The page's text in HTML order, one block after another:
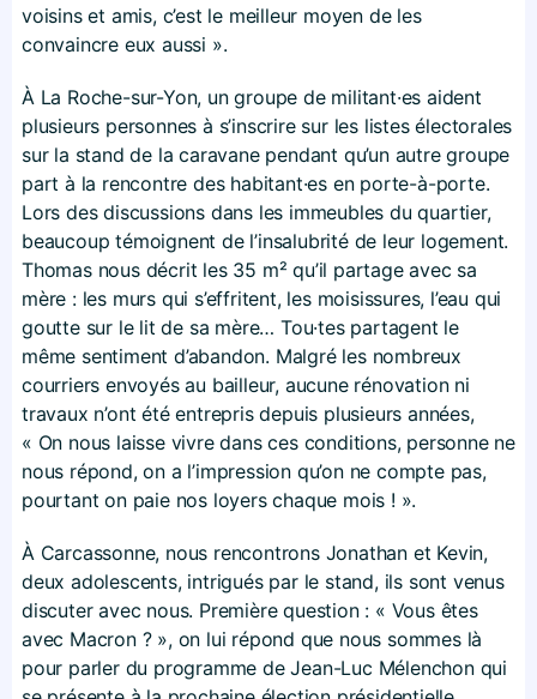
voisins et amis, c’est le meilleur moyen de les
convaincre eux aussi ».
À La Roche-sur-Yon, un groupe de militant·es aident
plusieurs personnes à s’inscrire sur les listes électorales
sur la stand de la caravane pendant qu’un autre groupe
part à la rencontre des habitant·es en porte-à-porte.
Lors des discussions dans les immeubles du quartier,
beaucoup témoignent de l’insalubrité de leur logement.
Thomas nous décrit les 35 m² qu’il partage avec sa
mère : les murs qui s’effritent, les moisissures, l’eau qui
goutte sur le lit de sa mère… Tou·tes partagent le
même sentiment d’abandon. Malgré les nombreux
courriers envoyés au bailleur, aucune rénovation ni
travaux n’ont été entrepris depuis plusieurs années,
« On nous laisse vivre dans ces conditions, personne ne
nous répond, on a l’impression qu’on ne compte pas,
pourtant on paie nos loyers chaque mois ! ».
À Carcassonne, nous rencontrons Jonathan et Kevin,
deux adolescents, intrigués par le stand, ils sont venus
discuter avec nous. Première question : « Vous êtes
avec Macron ? », on lui répond que nous sommes là
pour parler du programme de Jean-Luc Mélenchon qui